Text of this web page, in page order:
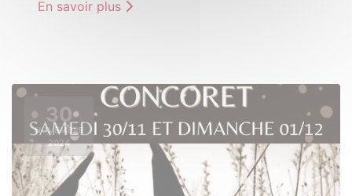
En savoir plus
30
NOVEMBRE
2024